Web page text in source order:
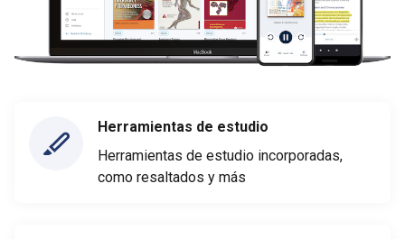
Herramientas de estudio
Herramientas de estudio incorporadas,
como resaltados y más